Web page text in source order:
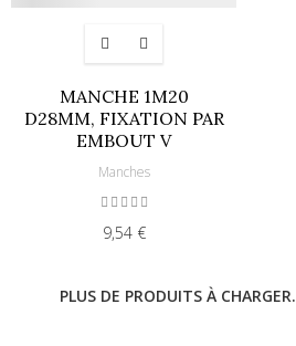
MANCHE 1M20
D28MM, FIXATION PAR
EMBOUT V
Manches
9,54 €
PLUS DE PRODUITS À CHARGER.